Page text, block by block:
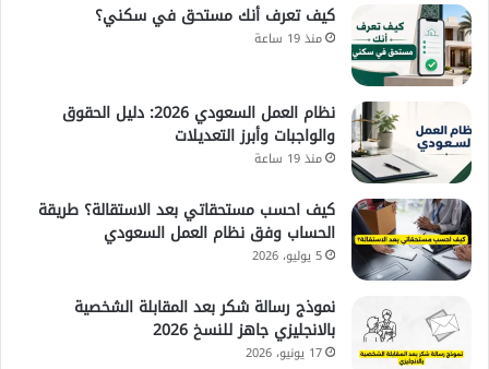
كيف تعرف أنك مستحق في سكني؟
منذ 19 ساعة
نظام العمل السعودي 2026: دليل الحقوق
والواجبات وأبرز التعديلات
منذ 19 ساعة
كيف احسب مستحقاتي بعد الاستقالة؟ طريقة
الحساب وفق نظام العمل السعودي
5 يوليو، 2026
نموذج رسالة شكر بعد المقابلة الشخصية
بالانجليزي جاهز للنسخ 2026
17 يونيو، 2026